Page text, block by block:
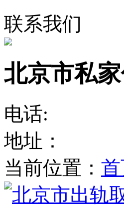
联系我们
北京市私
电话:
地址：
当前位置：